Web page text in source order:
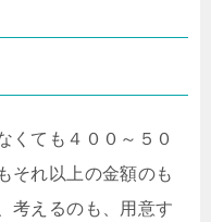
くても４００～５０
それ以上の金額のも
考えるのも、用意す